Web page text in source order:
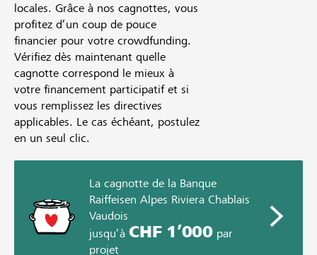
locales. Grâce à nos cagnottes, vous
profitez d’un coup de pouce
financier pour votre crowdfunding.
Vérifiez dès maintenant quelle
cagnotte correspond le mieux à
votre financement participatif et si
vous remplissez les directives
applicables. Le cas échéant, postulez
en un seul clic.
La cagnotte de la Banque
Raiffeisen Alpes Riviera Chablais
Vaudois
jusqu’à CHF 1’000par
projet